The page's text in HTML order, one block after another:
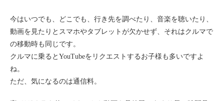
ライド&カーシェア
モデルコース
カリテコの魅力
今はいつでも、どこでも、行き先を調べたり、音楽を聴いたり、
動画を見たりとスマホやタブレットが欠かせず、それはクルマで
の移動時も同じです。
クルマに乗るとYouTubeをリクエストするお子様も多いですよ
ね。
ただ、気になるのは通信料。